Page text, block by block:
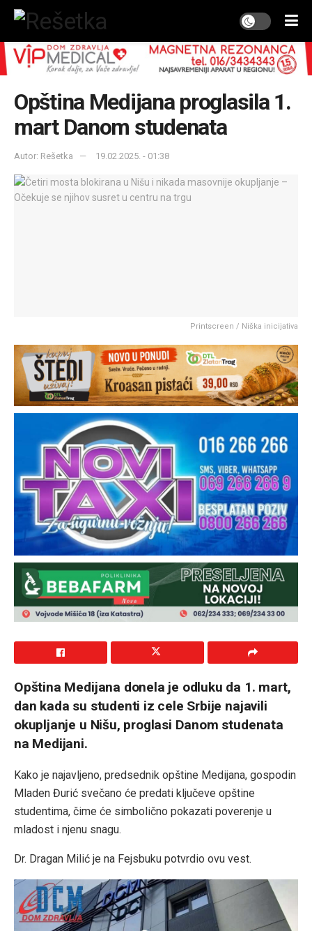
Opština Medijana proglasila 1.
mart Danom studenata
Autor: Rešetka 19.02.2025. - 01:38
Printscreen / Niška inicijativa
Opština Medijana donela je odluku da 1. mart,
dan kada su studenti iz cele Srbije najavili
okupljanje u Nišu, proglasi Danom studenata
na Medijani.
Kako je najavljeno, predsednik opštine Medijana, gospodin
Mladen Đurić svečano će predati ključeve opštine
studentima, čime će simbolično pokazati poverenje u
mladost i njenu snagu.
Dr. Dragan Milić je na Fejsbuku potvrdio ovu vest.